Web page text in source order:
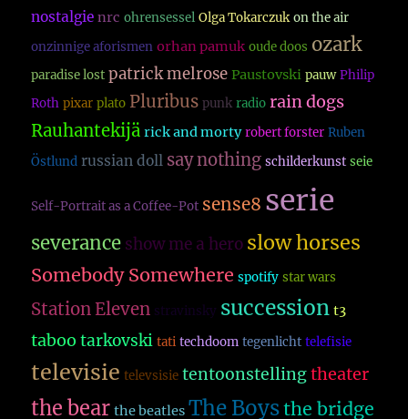
nostalgie nrc ohrensessel Olga Tokarczuk on the air
onzinnige aforismen orhan pamuk oude doos ozark
paradise lost patrick melrose Paustovski pauw Philip
Roth pixar plato Pluribus punk radio rain dogs
Rauhantekijä rick and morty robert forster Ruben
Östlund russian doll say nothing schilderkunst seie
Self-Portrait as a Coffee-Pot sense8 serie
severance show me a hero slow horses
Somebody Somewhere spotify star wars
Station Eleven stravinsky succession t3
taboo tarkovski tati techdoom tegenlicht telefisie
televisie televsisie tentoonstelling theater
the bear the beatles The Boysthe bridge